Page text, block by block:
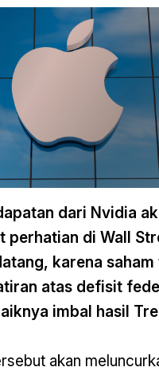
dari Nvidia
perhatian di Wall
karena saham
atas defisit
imbal hasil
akan